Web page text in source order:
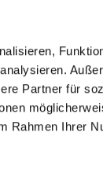
Partner für
Rahmen Ihrer
Rügen/